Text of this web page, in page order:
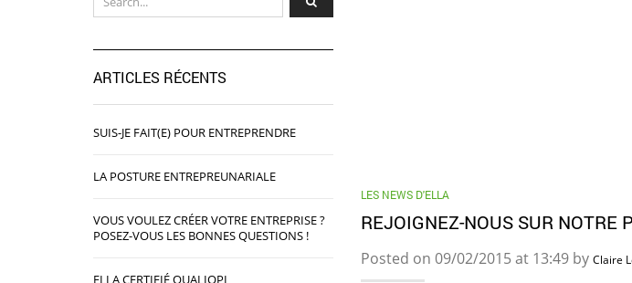
LES NEWS D'ELLA
REJOIGNEZ-NOUS SUR NOTRE
Posted on 09/02/2015 at 13:49 by Claire
ARTICLES RÉCENTS
SUIS-JE FAIT(E) POUR ENTREPRENDRE
LA POSTURE ENTREPREUNARIALE
VOUS VOULEZ CRÉER VOTRE ENTREPRISE ?
POSEZ-VOUS LES BONNES QUESTIONS !
ELLA CERTIFIÉ QUALIOPI